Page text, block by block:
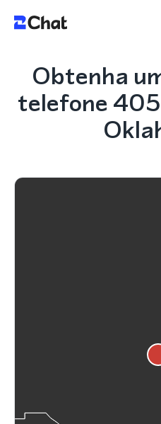
Obtenha
telefone